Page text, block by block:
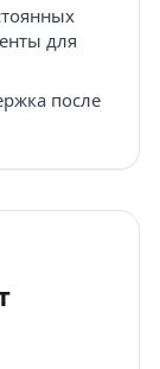
для
после